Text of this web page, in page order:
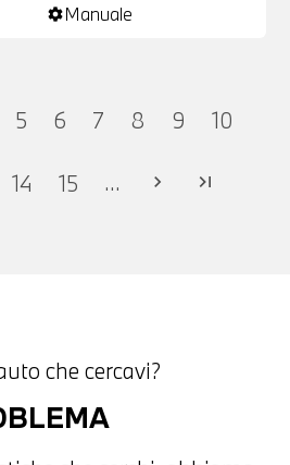
settingsManuale
5 6 7 8 9 10
14 15 ... chevron_right last_page
che cercavi?